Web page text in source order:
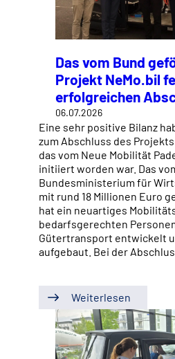
Das vom Bund
Projekt NeMo.bil
erfolgreichen
06.07.2026
Eine sehr positive Bilanz
zum Abschluss des
das vom Neue Mobilität
initiiert worden war. Das
Bundesministerium für
mit rund 18 Millionen Euro
hat ein neuartiges
bedarfsgerechten
Gütertransport entwickelt
aufgebaut. Bei der
Weiterlesen